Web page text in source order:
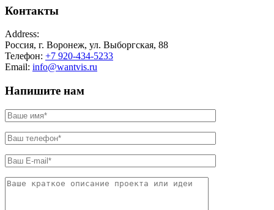
Контакты
Address:
Россия, г. Воронеж, ул. Выборгская, 88
Телефон: +7 920-434-5233
Email: info@wantvis.ru
Напишите нам